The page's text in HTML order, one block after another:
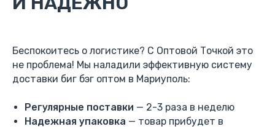
Беспокоитесь о логистике? С Оптовой Точкой это
не проблема! Мы наладили эффективную систему
доставки биг бэг оптом в Мариуполь:
Регулярные поставки — 2-3 раза в неделю
Надежная упаковка — товар прибудет в